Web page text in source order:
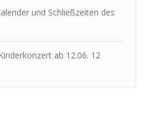
und Schließzeiten des
ab 12.06. 12